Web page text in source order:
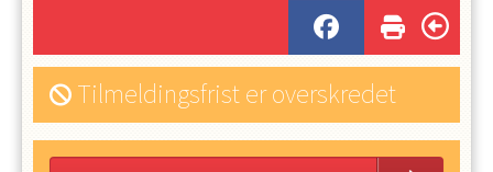
Tilmeldingsfrist er overskredet